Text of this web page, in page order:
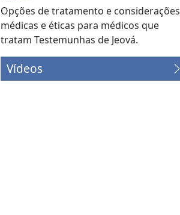
Opções de tratamento e considerações
médicas e éticas para médicos que
tratam Testemunhas de Jeová.
Vídeos